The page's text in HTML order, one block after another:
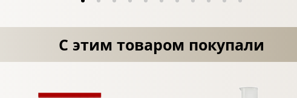
С этим товаром покупали